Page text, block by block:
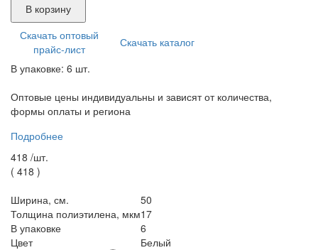
В корзину
Скачать оптовый
прайс-лист
Скачать каталог
В упаковке: 6 шт.
Оптовые цены индивидуальны и зависят от количества,
формы оплаты и региона
Подробнее
418 /шт.
( 418 )
Ширина, см.
50
Толщина полиэтилена, мкм17
В упаковке
6
Цвет
Белый